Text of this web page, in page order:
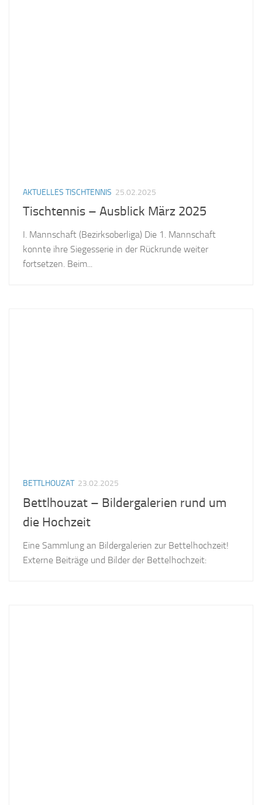
AKTUELLES TISCHTENNIS 25.02.2025
Tischtennis – Ausblick März 2025
I. Mannschaft (Bezirksoberliga) Die 1. Mannschaft
konnte ihre Siegesserie in der Rückrunde weiter
fortsetzen. Beim...
BETTLHOUZAT 23.02.2025
Bettlhouzat – Bildergalerien rund um
die Hochzeit
Eine Sammlung an Bildergalerien zur Bettelhochzeit!
Externe Beiträge und Bilder der Bettelhochzeit: